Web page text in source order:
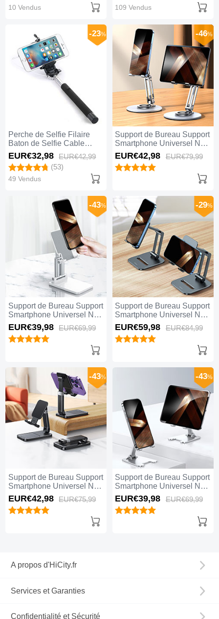
10 Vendus
109 Vendus
Perche de Selfie Filaire
Baton de Selfie Cable
Extensible de Poche
Universel Noir
-23%
EUR€32,98 EUR€42,99
(53)
49 Vendus
Support de Bureau Support
Smartphone Universel N27
Argent
-46%
EUR€42,98 EUR€79,99
Support de Bureau Support
Smartphone Universel N26
Blanc
-43%
EUR€39,98 EUR€69,99
Support de Bureau Support
Smartphone Universel N25
Noir
-29%
EUR€59,98 EUR€84,99
Support de Bureau Support
Smartphone Universel N24
Noir
-43%
EUR€42,98 EUR€75,99
Support de Bureau Support
Smartphone Universel N23
Argent
-43%
EUR€39,98 EUR€69,99
A propos d'HiCity.fr
Services et Garanties
Confidentialité et Sécurité